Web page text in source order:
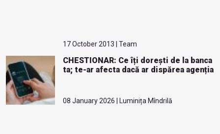
17 October 2013 | Team
CHESTIONAR: Ce îți dorești de la banca
ta; te-ar afecta dacă ar dispărea agenția
08 January 2026 | Luminița Mîndrilă